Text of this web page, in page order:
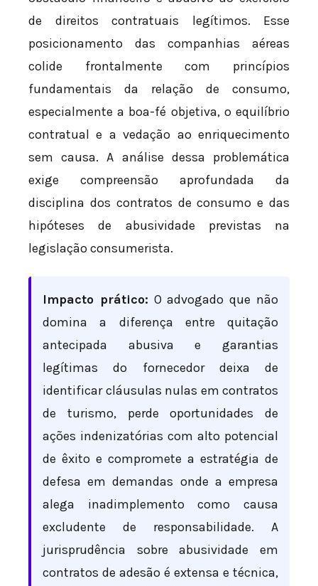
de direitos contratuais legítimos. Esse
posicionamento das companhias aéreas
colide frontalmente com princípios
fundamentais da relação de consumo,
especialmente a boa-fé objetiva, o equilíbrio
contratual e a vedação ao enriquecimento
sem causa. A análise dessa problemática
exige compreensão aprofundada da
disciplina dos contratos de consumo e das
hipóteses de abusividade previstas na
legislação consumerista.
Impacto prático: O advogado que não
domina a diferença entre quitação
antecipada abusiva e garantias
legítimas do fornecedor deixa de
identificar cláusulas nulas em contratos
de turismo, perde oportunidades de
ações indenizatórias com alto potencial
de êxito e compromete a estratégia de
defesa em demandas onde a empresa
alega inadimplemento como causa
excludente de responsabilidade. A
jurisprudência sobre abusividade em
contratos de adesão é extensa e técnica,